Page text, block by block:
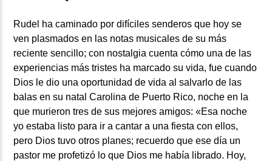
Rudel ha caminado por difíciles senderos que hoy se
ven plasmados en las notas musicales de su más
reciente sencillo; con nostalgia cuenta cómo una de las
experiencias más tristes ha marcado su vida, fue cuando
Dios le dio una oportunidad de vida al salvarlo de las
balas en su natal Carolina de Puerto Rico, noche en la
que murieron tres de sus mejores amigos: «Esa noche
yo estaba listo para ir a cantar a una fiesta con ellos,
pero Dios tuvo otros planes; recuerdo que ese día un
pastor me profetizó lo que Dios me había librado. Hoy,